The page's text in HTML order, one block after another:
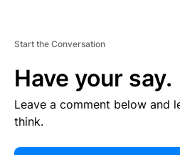
Start the Conversation
Have your say.
Leave a comment below and
think.